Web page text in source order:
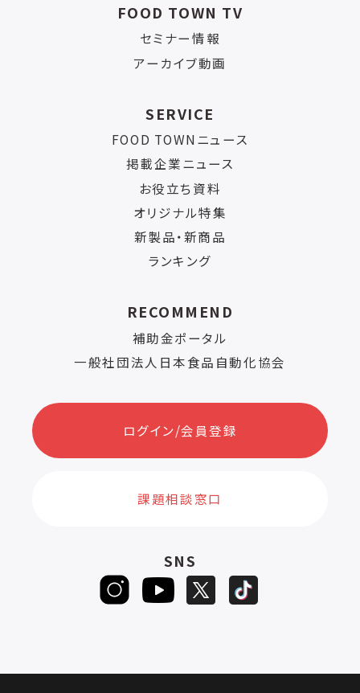
FOOD TOWN TV
セミナー情報
アーカイブ動画
SERVICE
FOOD TOWNニュース
掲載企業ニュース
お役立ち資料
オリジナル特集
新製品・新商品
ランキング
RECOMMEND
補助金ポータル
一般社団法人日本食品自動化協会
ログイン/会員登録
課題相談窓口
SNS